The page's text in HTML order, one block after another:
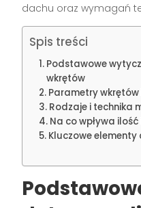
dachu oraz wymagań
Spis treści
Podstawowe
wkrętów
Parametry wkrętów
Rodzaje i technika
Na co wpływa
Kluczowe